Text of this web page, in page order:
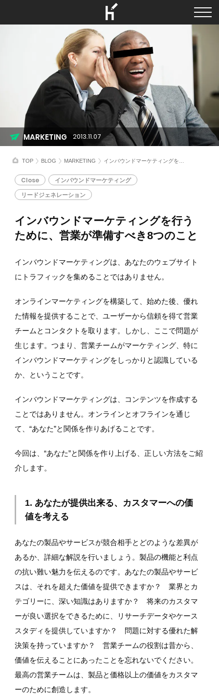
TOP BLOG MARKETING インバウンドマーケティングを行うために、営業が準備すべき8つのこと
インバウンドマーケティングを行う
ために、営業が準備すべき8つのこと
Close
インバウンドマーケティング
リードジェネレーション
MARKETING 2013.11.07
インバウンドマーケティングは、あなたのウェブサイト
にトラフィックを集めることではありません。
オンラインマーケティングを構築して、始めた後、優れ
た情報を提供することで、ユーザーから信頼を得て営業
チームとコンタクトを取ります。しかし、ここで問題が
生じます。つまり、営業チームがマーケティング、特に
インバウンドマーケティングをしっかりと認識している
か、ということです。
インバウンドマーケティングは、コンテンツを作成する
ことではありません。オンラインとオフラインを通じ
て、“あなた”と関係を作りあげることです。
今回は、“あなた”と関係を作り上げる、正しい方法をご紹
介します。
1. あなたが提供出来る、カスタマーへの価
値を考える
あなたの製品やサービスが競合相手とどのような差異が
あるか、詳細な解説を行いましょう。製品の機能と利点
の抗い難い魅力を伝えるのです。あなたの製品やサービ
スは、それを超えた価値を提供できますか？ 業界とカ
テゴリーに、深い知識はありますか？ 将来のカスタマ
ーが良い選択をできるために、リサーチデータやケース
スタディを提供していますか？ 問題に対する優れた解
決策を持っていますか？ 営業チームの役割は昔から、
価値を伝えることにあったことを忘れないでください。
最高の営業チームは、製品と価格以上の価値をカスタマ
ーのために創造します。